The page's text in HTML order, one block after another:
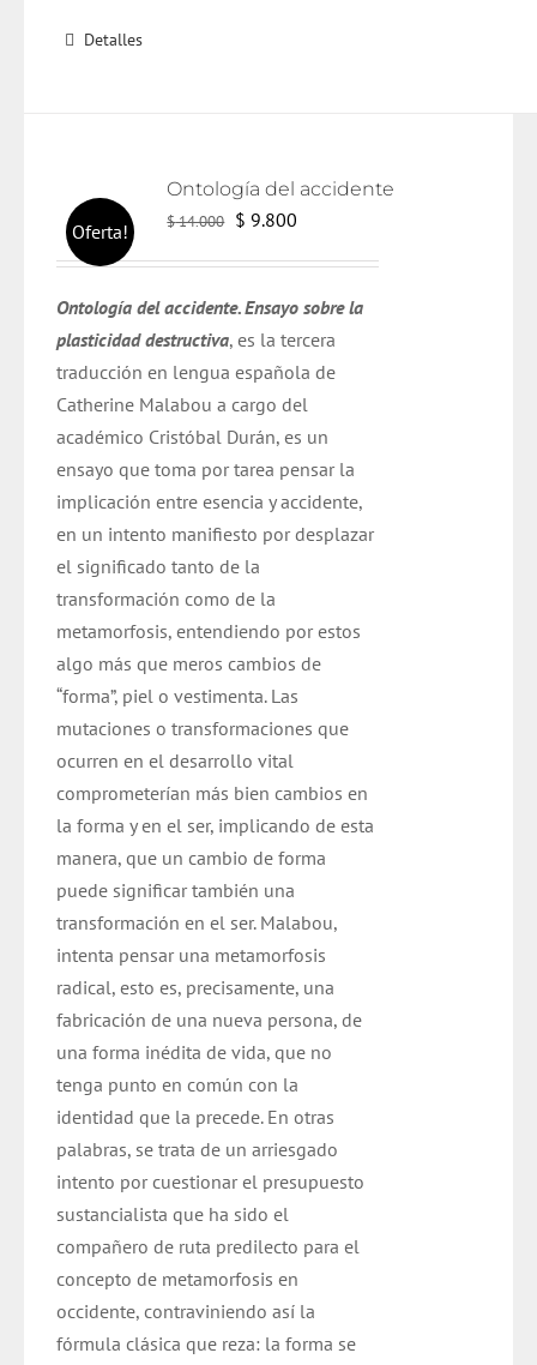
Detalles
Oferta!
Ontología del accidente
$14.000 El
era:
$ 14.000.
$ 9.800
es:
$ 9.800.
Ontología del accidente. Ensayo sobre la
plasticidad destructiva, es la tercera
traducción en lengua española de
Catherine Malabou a cargo del
académico Cristóbal Durán, es un
ensayo que toma por tarea pensar la
implicación entre esencia y accidente,
en un intento manifiesto por desplazar
el significado tanto de la
transformación como de la
metamorfosis, entendiendo por estos
algo más que meros cambios de
“forma”, piel o vestimenta. Las
mutaciones o transformaciones que
ocurren en el desarrollo vital
comprometerían más bien cambios en
la forma y en el ser, implicando de esta
manera, que un cambio de forma
puede significar también una
transformación en el ser. Malabou,
intenta pensar una metamorfosis
radical, esto es, precisamente, una
fabricación de una nueva persona, de
una forma inédita de vida, que no
tenga punto en común con la
identidad que la precede. En otras
palabras, se trata de un arriesgado
intento por cuestionar el presupuesto
sustancialista que ha sido el
compañero de ruta predilecto para el
concepto de metamorfosis en
occidente, contraviniendo así la
fórmula clásica que reza: la forma se